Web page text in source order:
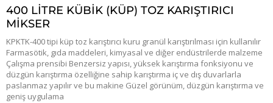
400 LİTRE KÜBİK (KÜP) TOZ KARIŞTIRICI
MİKSER
KPKTK-400 tipi küp toz karıştırıcı kuru granül karıştırılması için kullanılır
Farmasötik, gıda maddeleri, kimyasal ve diğer endüstrilerde malzeme
Çalışma prensibi Benzersiz yapısı, yüksek karıştırma fonksiyonu ve
düzgün karıştırma özelliğine sahip karıştırma iç ve dış duvarlarla
paslanmaz yapılır ve bu makine Güzel görünüm, düzgün karıştırma ve
geniş uygulama